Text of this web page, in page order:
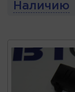
Наличию